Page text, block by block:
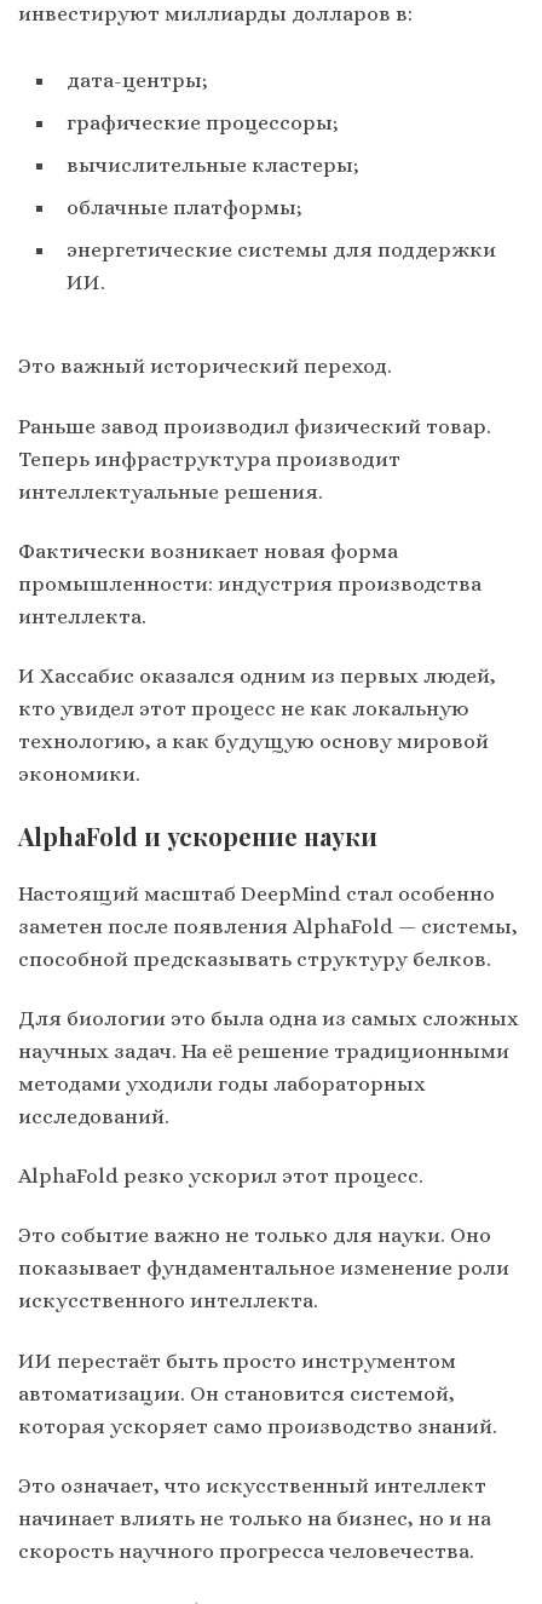
инвестируют миллиарды долларов в:
дата-центры;
графические процессоры;
вычислительные кластеры;
облачные платформы;
энергетические системы для поддержки
ИИ.
Это важный исторический переход.
Раньше завод производил физический товар.
Теперь инфраструктура производит
интеллектуальные решения.
Фактически возникает новая форма
промышленности: индустрия производства
интеллекта.
И Хассабис оказался одним из первых людей,
кто увидел этот процесс не как локальную
технологию, а как будущую основу мировой
экономики.
AlphaFold и ускорение науки
Настоящий масштаб DeepMind стал особенно
заметен после появления AlphaFold — системы,
способной предсказывать структуру белков.
Для биологии это была одна из самых сложных
научных задач. На её решение традиционными
методами уходили годы лабораторных
исследований.
AlphaFold резко ускорил этот процесс.
Это событие важно не только для науки. Оно
показывает фундаментальное изменение роли
искусственного интеллекта.
ИИ перестаёт быть просто инструментом
автоматизации. Он становится системой,
которая ускоряет само производство знаний.
Это означает, что искусственный интеллект
начинает влиять не только на бизнес, но и на
скорость научного прогресса человечества.